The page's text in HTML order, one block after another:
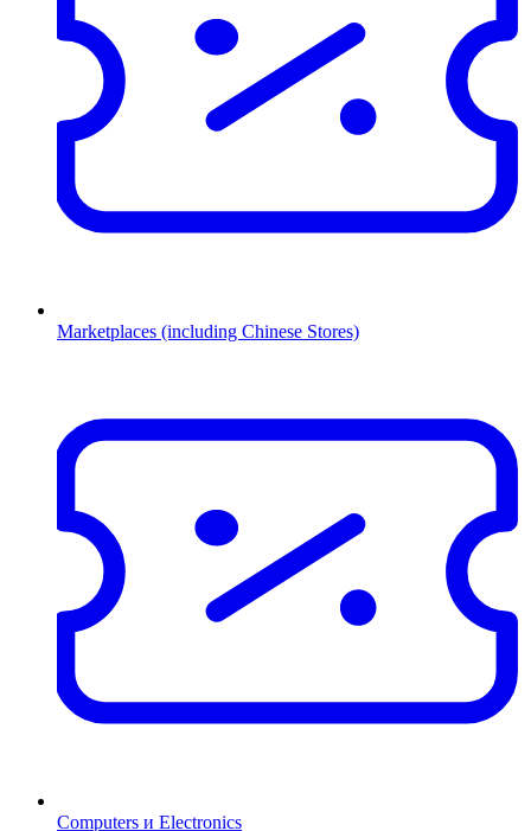
Marketplaces (including Chinese Stores)
Computers и Electronics